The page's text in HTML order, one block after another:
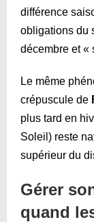
différence
obligations du
décembre et «
Le même
crépuscule de
plus tard en
Soleil) reste
supérieur du
Gérer
quand